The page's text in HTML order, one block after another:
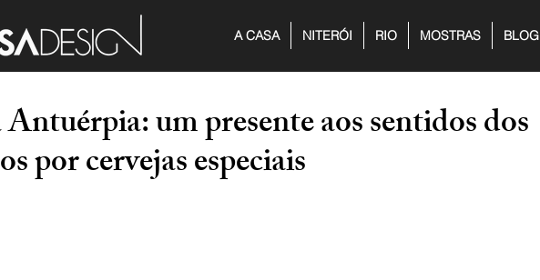
A CASA NITERÓI RIO MOSTRAS BLOG
um presente aos sentidos dos
por cervejas especiais